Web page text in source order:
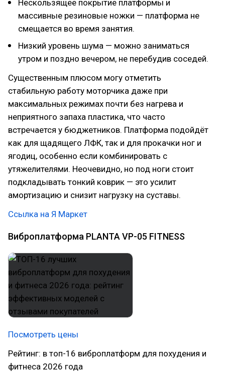
Нескользящее покрытие платформы и
массивные резиновые ножки — платформа не
смещается во время занятия.
Низкий уровень шума — можно заниматься
утром и поздно вечером, не перебудив соседей.
Существенным плюсом могу отметить
стабильную работу моторчика даже при
максимальных режимах почти без нагрева и
неприятного запаха пластика, что часто
встречается у бюджетников. Платформа подойдёт
как для щадящего ЛФК, так и для прокачки ног и
ягодиц, особенно если комбинировать с
утяжелителями. Неочевидно, но под ноги стоит
подкладывать тонкий коврик — это усилит
амортизацию и снизит нагрузку на суставы.
Ссылка на Я Маркет
Виброплатформа PLANTA VP-05 FITNESS
Посмотреть цены
Рейтинг: в топ-16 виброплатформ для похудения и
фитнеса 2026 года